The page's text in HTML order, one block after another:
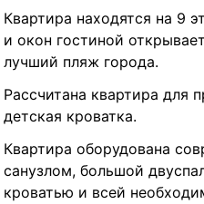
Квартира находятся на 9
и окон гостиной
лучший пляж города.
Рассчитана квартира для
детская кроватка.
Квартира оборудована
санузлом, большой
кроватью и всей